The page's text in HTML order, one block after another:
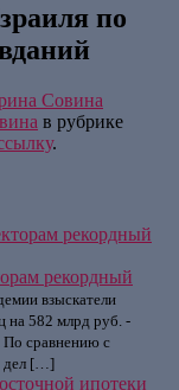
по
Совина
в рубрике
.
рекордный
взыскатели
на 582 млрд руб. -
сравнению с
дел […]